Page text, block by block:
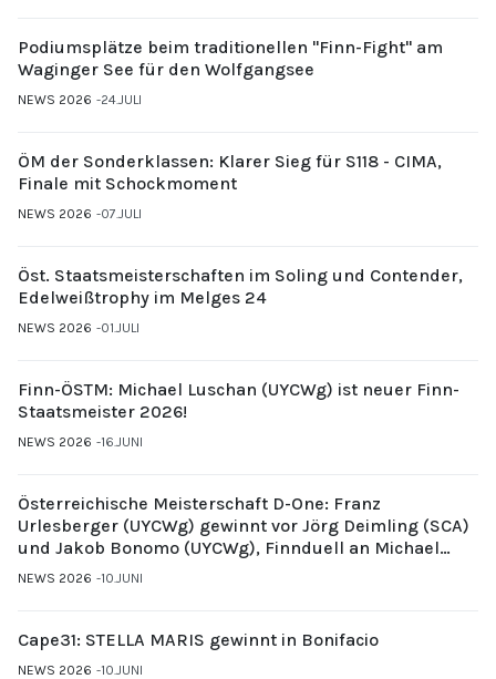
Podiumsplätze beim traditionellen "Finn-Fight" am
Waginger See für den Wolfgangsee
NEWS 2026 24.JULI
ÖM der Sonderklassen: Klarer Sieg für S118 - CIMA,
Finale mit Schockmoment
NEWS 2026 07.JULI
Öst. Staatsmeisterschaften im Soling und Contender,
Edelweißtrophy im Melges 24
NEWS 2026 01.JULI
Finn-ÖSTM: Michael Luschan (UYCWg) ist neuer Finn-
Staatsmeister 2026!
NEWS 2026 16.JUNI
Österreichische Meisterschaft D-One: Franz
Urlesberger (UYCWg) gewinnt vor Jörg Deimling (SCA)
und Jakob Bonomo (UYCWg), Finnduell an Michael
Gubi (UYCMo)
NEWS 2026 10.JUNI
Cape31: STELLA MARIS gewinnt in Bonifacio
NEWS 2026 10.JUNI